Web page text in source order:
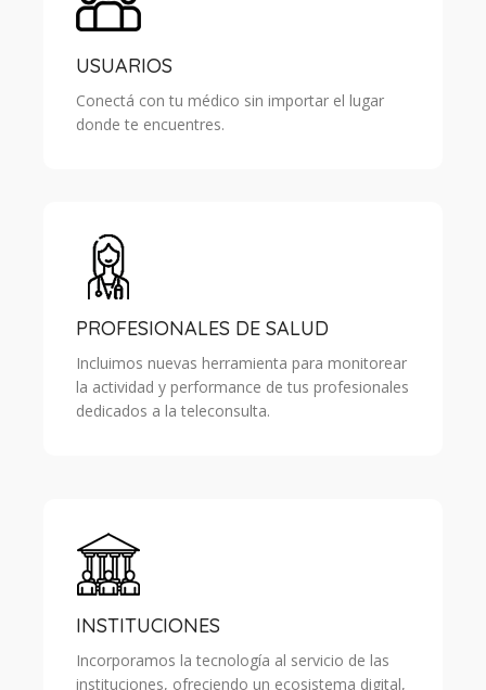
USUARIOS
Conectá con tu médico sin importar el lugar
donde te encuentres.
PROFESIONALES DE SALUD
Incluimos nuevas herramienta para monitorear
la actividad y performance de tus profesionales
dedicados a la teleconsulta.
INSTITUCIONES
Incorporamos la tecnología al servicio de las
instituciones, ofreciendo un ecosistema digital,